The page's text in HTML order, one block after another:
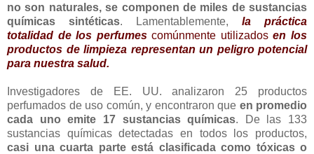
no son naturales, se componen de miles de sustancias
químicas sintéticas. Lamentablemente,
la práctica
totalidad de los perfumes comúnmente utilizadosen los
productos de limpieza representan un peligro potencial
para nuestra salud.
Investigadores de EE. UU. analizaron 25 productos
perfumados de uso común, y encontraron que en promedio
cada uno emite 17 sustancias químicas. De las 133
sustancias químicas detectadas en todos los productos,
casi una cuarta parte está clasificada como tóxicas o